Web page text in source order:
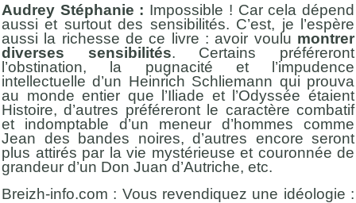
Audrey Stéphanie : Impossible ! Car cela dépend
aussi et surtout des sensibilités. C’est, je l’espère
aussi la richesse de ce livre : avoir voulu montrer
diverses sensibilités. Certains préféreront
l’obstination, la pugnacité et l’impudence
intellectuelle d’un Heinrich Schliemann qui prouva
au monde entier que l’Iliade et l’Odyssée étaient
Histoire, d’autres préféreront le caractère combatif
et indomptable d’un meneur d’hommes comme
Jean des bandes noires, d’autres encore seront
plus attirés par la vie mystérieuse et couronnée de
grandeur d’un Don Juan d’Autriche, etc.
Breizh-info.com : Vous revendiquez une idéologie :